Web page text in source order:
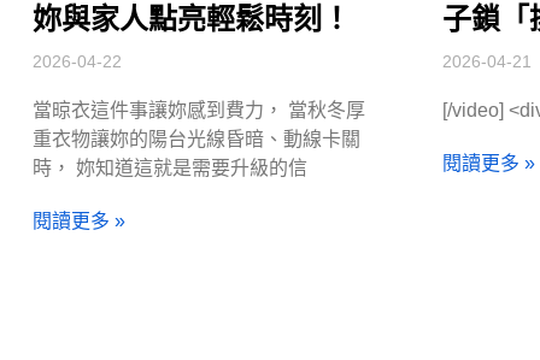
妳與家人點亮輕鬆時刻！
2026-04-22
當晾衣這件事讓妳感到費力， 當秋冬厚
重衣物讓妳的陽台光線昏暗、動線卡關
時， 妳知道這就是需要升級的信
閱讀更多 »
子鎖「
2026-04-21
[/video]
閱讀更多 »